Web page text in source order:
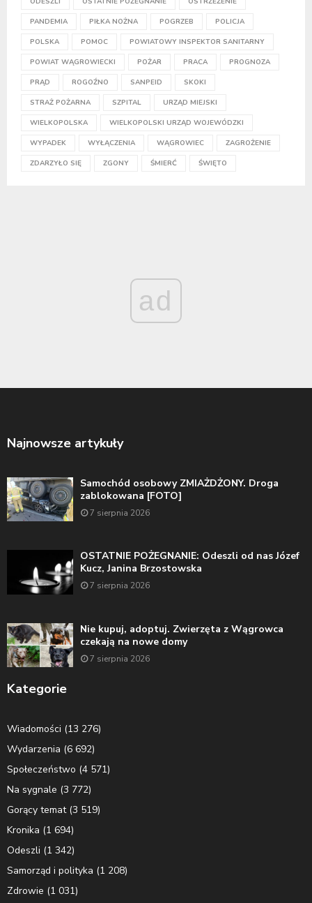
PANDEMIA PIŁKA NOŻNA POGRZEB POLICJA
POLSKA POMOC POWIATOWY INSPEKTOR SANITARNY
POWIAT WĄGROWIECKI POŻAR PRACA PROGNOZA
PRĄD ROGOŹNO SANPEID SKOKI
STRAŻ POŻARNA SZPITAL URZĄD MIEJSKI
WIELKOPOLSKA WIELKOPOLSKI URZĄD WOJEWÓDZKI
WYPADEK WYŁĄCZENIA WĄGROWIEC ZAGROŻENIE
ZDARZYŁO SIĘ ZGONY ŚMIERĆ ŚWIĘTO
ad
Najnowsze artykuły
Samochód osobowy ZMIAŻDŻONY. Droga
zablokowana [FOTO]
7 sierpnia 2026
OSTATNIE POŻEGNANIE: Odeszli od nas Józef
Kucz, Janina Brzostowska
7 sierpnia 2026
Nie kupuj, adoptuj. Zwierzęta z Wągrowca
czekają na nowe domy
7 sierpnia 2026
Kategorie
Wiadomości (13 276)
Wydarzenia (6 692)
Społeczeństwo (4 571)
Na sygnale (3 772)
Gorący temat(3 519)
Kronika (1 694)
Odeszli (1 342)
Samorząd i polityka (1 208)
Zdrowie (1 031)